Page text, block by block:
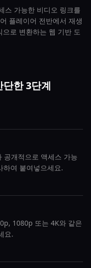
스 가능한 비디오 링크를
플레이어 전반에서 재생
로 변환하는 웹 기반 도
한 3단계
개적으로 액세스 가능
하여 붙여넣으세요.
1080p 또는 4K와 같은
요.